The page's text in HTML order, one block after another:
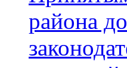
района